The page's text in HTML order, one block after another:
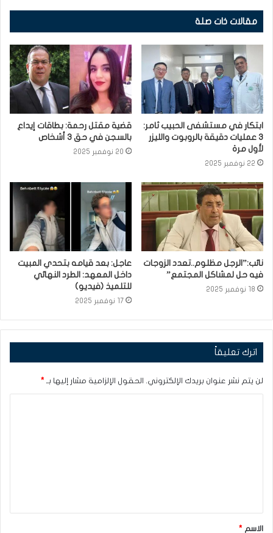
مقالات ذات صلة
ابتكار في مستشفى الحبيب ثامر:
3 عمليات دقيقة بالروبوت والليزر
لأول مرة
22 نوفمبر 2025
قضية مقتل رحمة: بطاقات إيداع
بالسجن في حق 3 أشخاص
20 نوفمبر 2025
نائب:”الرجل مظلوم..تعدد الزوجات
فيه حل لمشاكل المجتمع”
18 نوفمبر 2025
عاجل: بعد قيامه بتحدي المبيت
داخل المعهد: الطرد النهائي
للتلميذ (فيديو)
17 نوفمبر 2025
اترك تعليقاً
لن يتم نشر عنوان بريدك الإلكتروني. الحقول الإلزامية مشار إليها بـ *
ق
*
الاسم *